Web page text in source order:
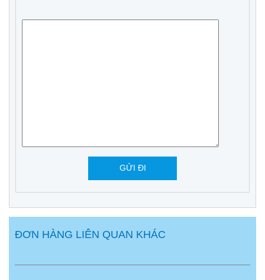
ĐƠN HÀNG LIÊN QUAN KHÁC